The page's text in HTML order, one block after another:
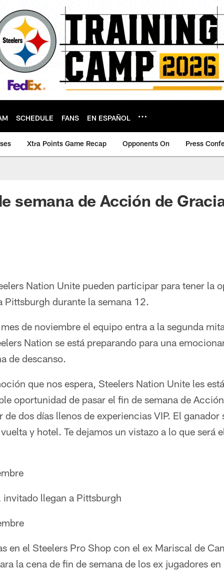
SCHEDULE FANS EN ESPAÑOL
Xtra Points Game Recap Opponents On Press
semana de Acción de
Nation Unite pueden participar para tener la
Pittsburgh durante la semana 12.
de noviembre el equipo entra a la segunda
Nation se está preparando para una
de descanso.
que nos espera, Steelers Nation Unite les
oportunidad de pasar el fin de semana de
dos días llenos de experiencias VIP. El ganador
y hotel. Te dejamos un vistazo a lo que será
invitado llegan a Pittsburgh
en el Steelers Pro Shop con el ex Mariscal de
la cena de fin de semana de los ex jugadores